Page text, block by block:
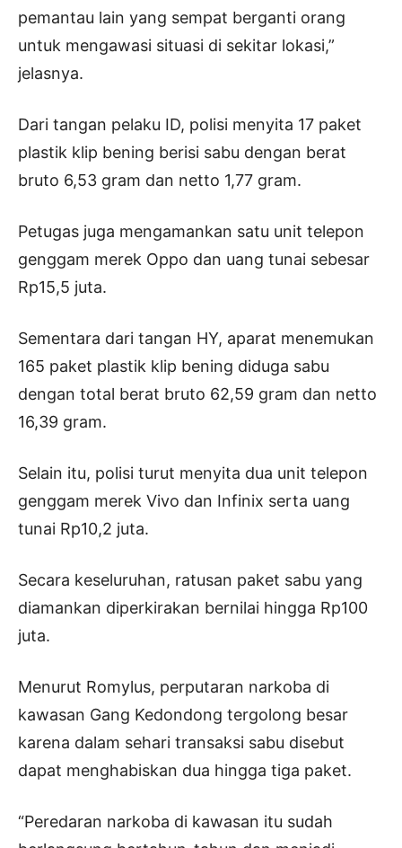
pemantau lain yang sempat berganti orang
untuk mengawasi situasi di sekitar lokasi,”
jelasnya.
Dari tangan pelaku ID, polisi menyita 17 paket
plastik klip bening berisi sabu dengan berat
bruto 6,53 gram dan netto 1,77 gram.
Petugas juga mengamankan satu unit telepon
genggam merek Oppo dan uang tunai sebesar
Rp15,5 juta.
Sementara dari tangan HY, aparat menemukan
165 paket plastik klip bening diduga sabu
dengan total berat bruto 62,59 gram dan netto
16,39 gram.
Selain itu, polisi turut menyita dua unit telepon
genggam merek Vivo dan Infinix serta uang
tunai Rp10,2 juta.
Secara keseluruhan, ratusan paket sabu yang
diamankan diperkirakan bernilai hingga Rp100
juta.
Menurut Romylus, perputaran narkoba di
kawasan Gang Kedondong tergolong besar
karena dalam sehari transaksi sabu disebut
dapat menghabiskan dua hingga tiga paket.
“Peredaran narkoba di kawasan itu sudah